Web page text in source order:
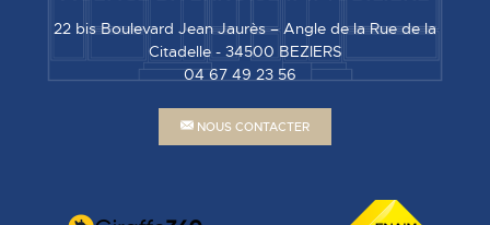
22 bis Boulevard Jean Jaurès – Angle de la Rue de la
Citadelle- 34500 BEZIERS
04 67 49 23 56
NOUS CONTACTER